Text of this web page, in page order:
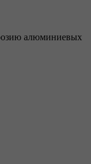
алюминиевых